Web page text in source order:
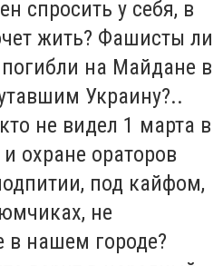
спросить у себя, в
жить? Фашисты ли
погибли на Майдане в
Украину?..
не видел 1 марта в
охране ораторов
под кайфом,
не
в нашем городе?